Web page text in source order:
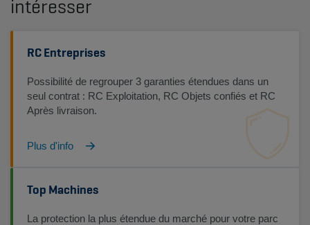
intéresser
RC Entreprises
Possibilité de regrouper 3 garanties étendues dans un
seul contrat : RC Exploitation, RC Objets confiés et RC
Après livraison.
Plus d'info
Top Machines
La protection la plus étendue du marché pour votre parc